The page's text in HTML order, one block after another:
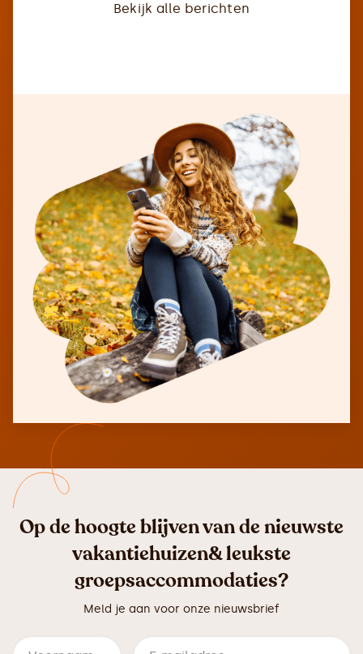
Bekijk alle berichten
Op de hoogte blijven van de nieuwste
vakantiehuizen& leukste
groepsaccommodaties?
Meld je aan voor onze nieuwsbrief